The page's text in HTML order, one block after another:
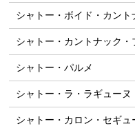
シャトー・ボイド・カント
シャトー・カントナック・
シャトー・パルメ
シャトー・ラ・ラギューヌ
シャトー・カロン・セギュ